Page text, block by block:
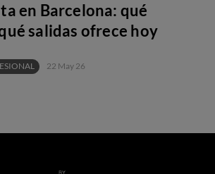
en Barcelona: qué
salidas ofrece hoy
22 May 26